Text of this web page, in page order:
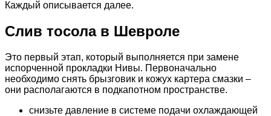
Каждый описывается далее.
Слив тосола в Шевроле
Это первый этап, который выполняется при замене
испорченной прокладки Нивы. Первоначально
необходимо снять брызговик и кожух картера смазки –
они располагаются в подкапотном пространстве.
снизьте давление в системе подачи охлаждающей